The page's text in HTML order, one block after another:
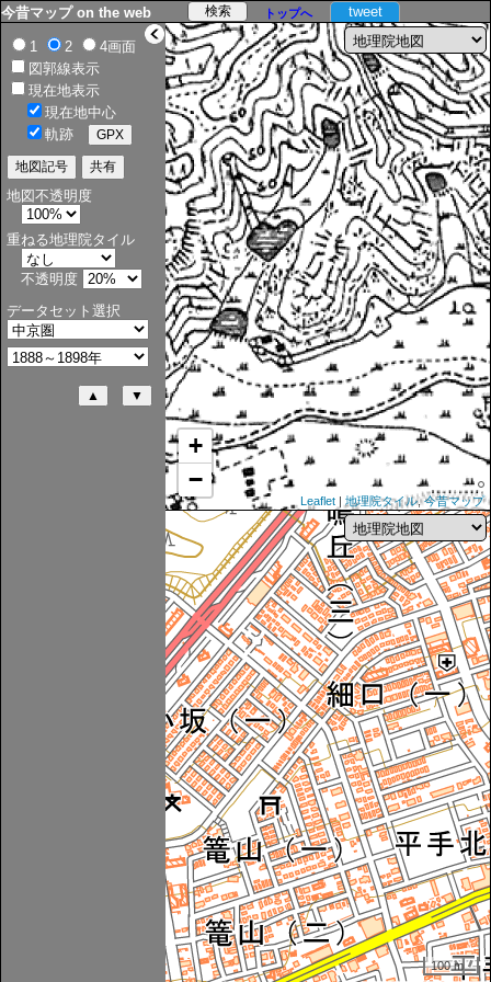
> tweet
今昔マップ on the web トップへ
+
−
Leaflet | 地理院タイル,今昔マップ
100 m
1 2
4画面
図郭線表示
現在地表示
現在地中心
軌跡
地図不透明度
重ねる地理院タイル
不透明度
データセット選択